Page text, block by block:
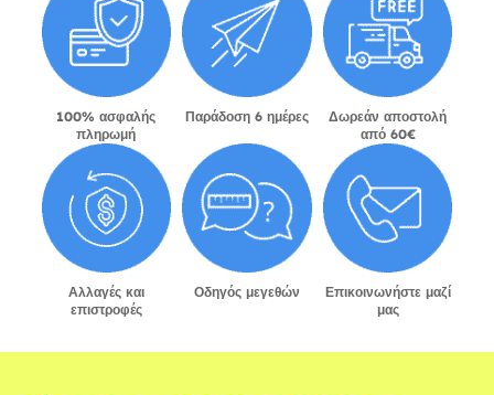
100% ασφαλής
πληρωμή
Παράδοση 6 ημέρες
Δωρεάν αποστολή
από 60€
Αλλαγές και
επιστροφές
Οδηγός μεγεθών
Επικοινωνήστε μαζί
μας